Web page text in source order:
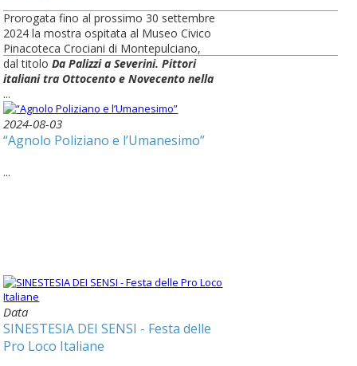
Prorogata fino al prossimo 30 settembre
2024 la mostra ospitata al Museo Civico
Pinacoteca Crociani di Montepulciano,
dal titoloDa Palizzi a Severini. Pittori
italiani tra Ottocento e Novecento nella
...
2024-08-03
“Agnolo Poliziano e l’Umanesimo”
...
Data
SINESTESIA DEI SENSI - Festa delle
Pro Loco Italiane